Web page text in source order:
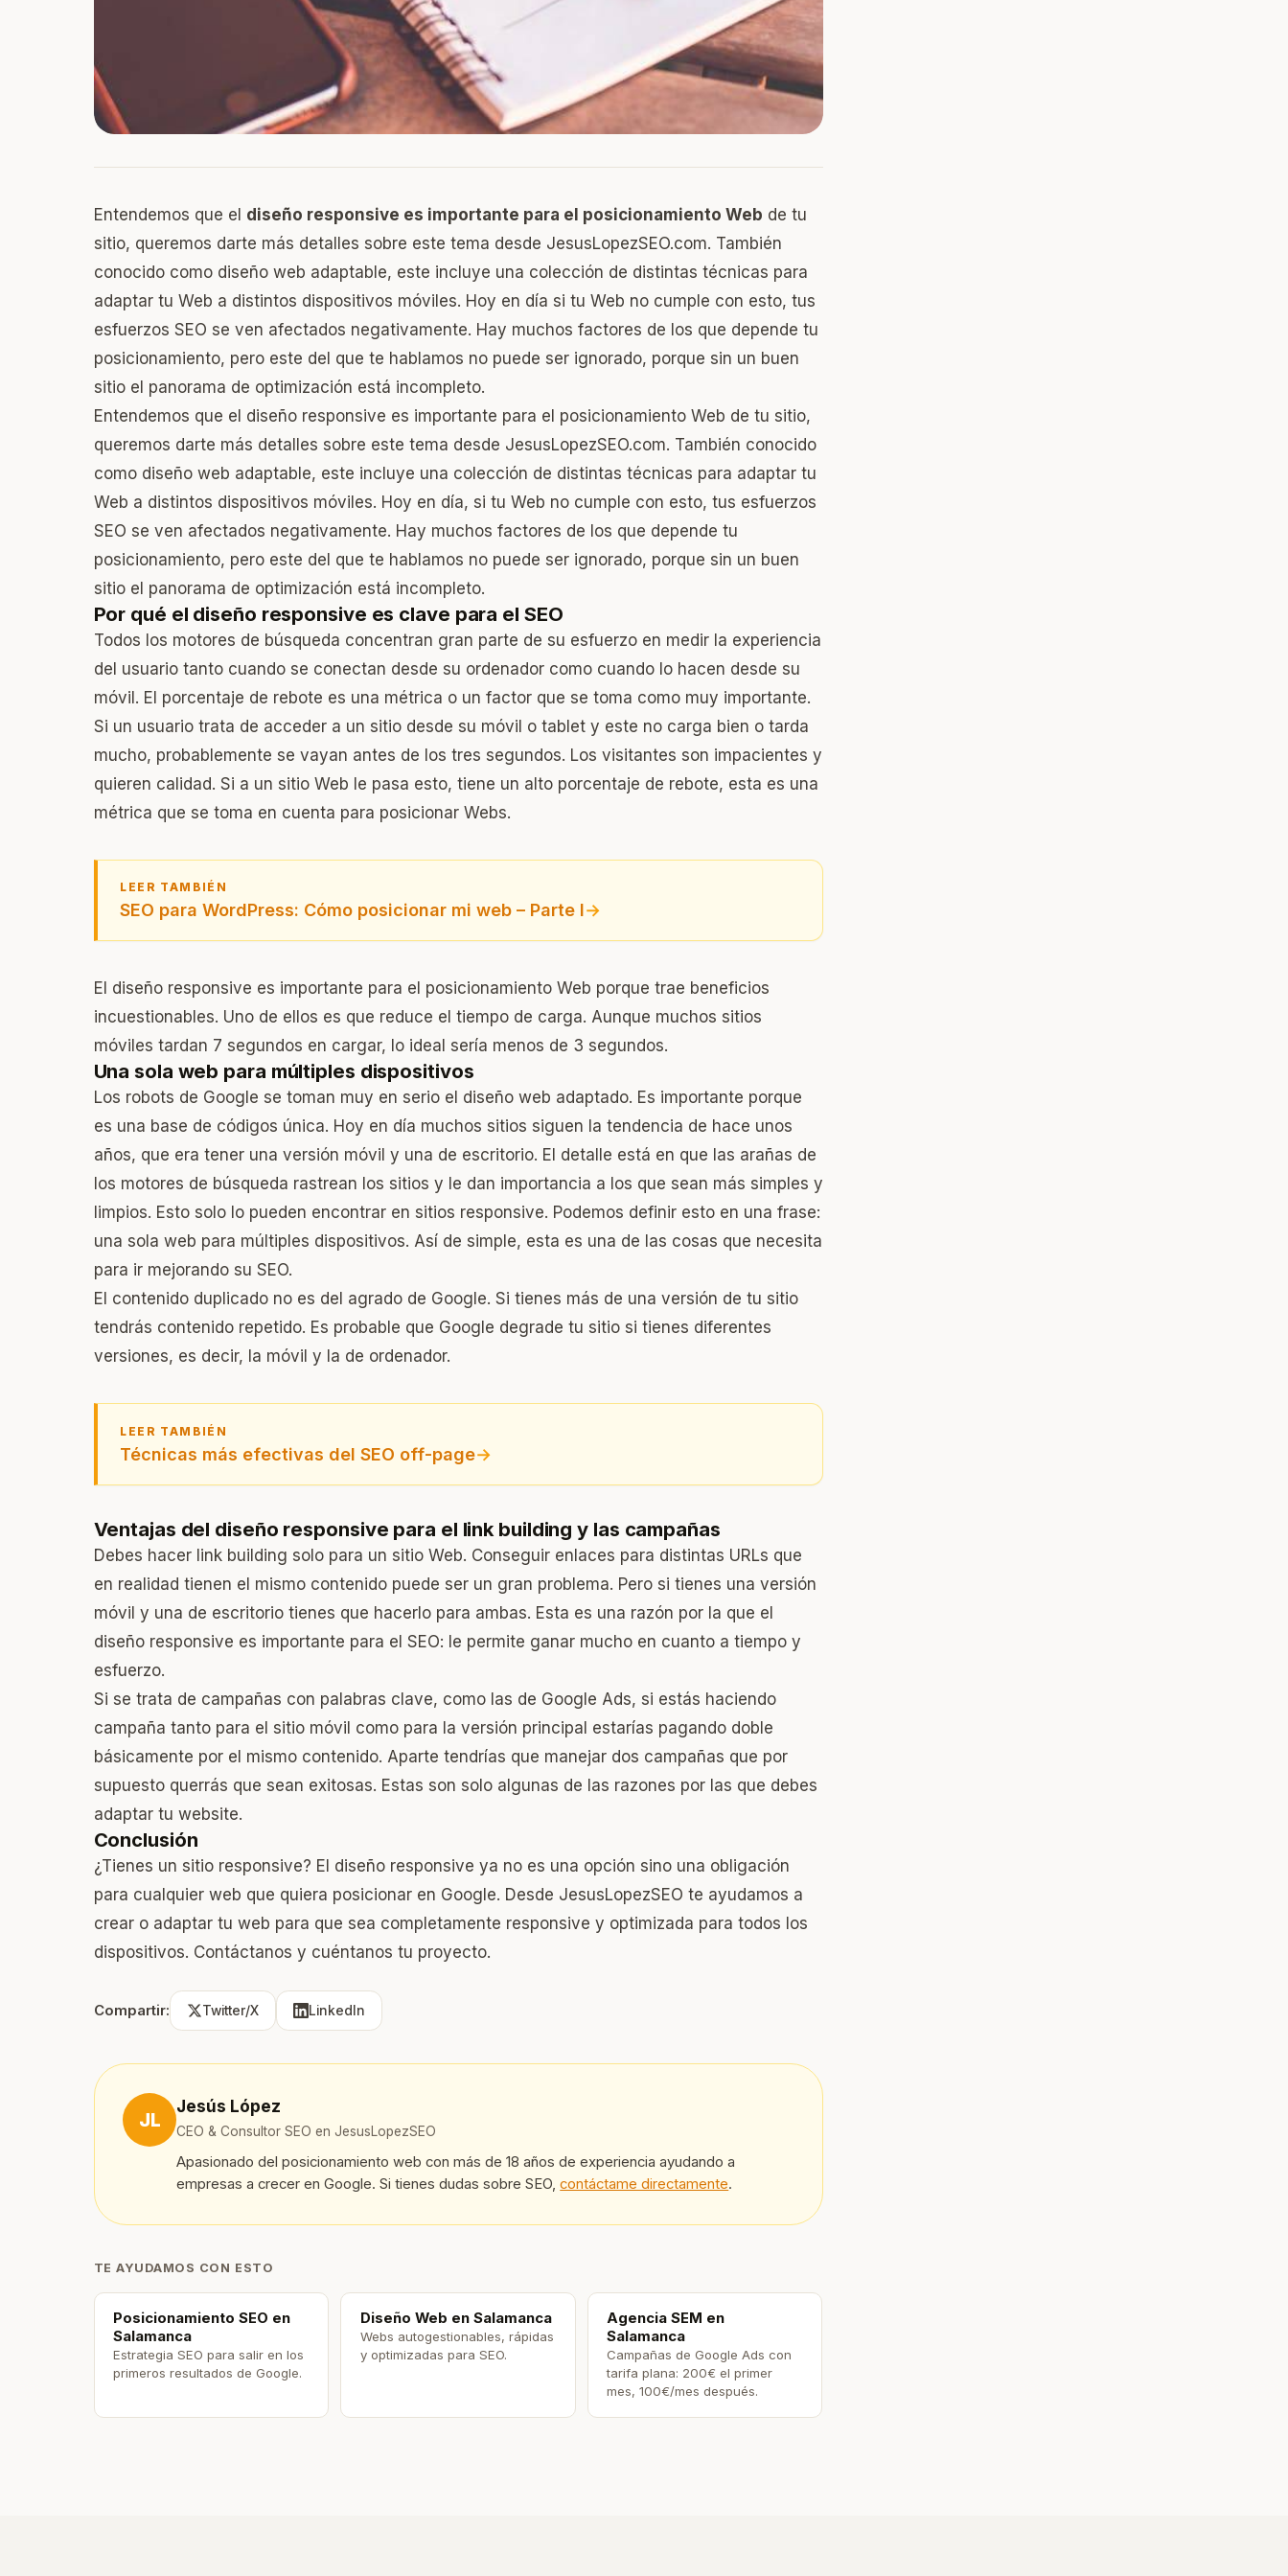
Entendemos que el diseño responsive es importante para el posicionamiento Web de tu
sitio, queremos darte más detalles sobre este tema desde JesusLopezSEO.com. También
conocido como diseño web adaptable, este incluye una colección de distintas técnicas para
adaptar tu Web a distintos dispositivos móviles. Hoy en día si tu Web no cumple con esto, tus
esfuerzos SEO se ven afectados negativamente. Hay muchos factores de los que depende tu
posicionamiento, pero este del que te hablamos no puede ser ignorado, porque sin un buen
sitio el panorama de optimización está incompleto.
Entendemos que el diseño responsive es importante para el posicionamiento Web de tu sitio,
queremos darte más detalles sobre este tema desde JesusLopezSEO.com. También conocido
como diseño web adaptable, este incluye una colección de distintas técnicas para adaptar tu
Web a distintos dispositivos móviles. Hoy en día, si tu Web no cumple con esto, tus esfuerzos
SEO se ven afectados negativamente. Hay muchos factores de los que depende tu
posicionamiento, pero este del que te hablamos no puede ser ignorado, porque sin un buen
sitio el panorama de optimización está incompleto.
Por qué el diseño responsive es clave para el SEO
Todos los motores de búsqueda concentran gran parte de su esfuerzo en medir la experiencia
del usuario tanto cuando se conectan desde su ordenador como cuando lo hacen desde su
móvil. El porcentaje de rebote es una métrica o un factor que se toma como muy importante.
Si un usuario trata de acceder a un sitio desde su móvil o tablet y este no carga bien o tarda
mucho, probablemente se vayan antes de los tres segundos. Los visitantes son impacientes y
quieren calidad. Si a un sitio Web le pasa esto, tiene un alto porcentaje de rebote, esta es una
métrica que se toma en cuenta para posicionar Webs.
LEER TAMBIÉN
SEO para WordPress: Cómo posicionar mi web – Parte I→
El diseño responsive es importante para el posicionamiento Web porque trae beneficios
incuestionables. Uno de ellos es que reduce el tiempo de carga. Aunque muchos sitios
móviles tardan 7 segundos en cargar, lo ideal sería menos de 3 segundos.
Una sola web para múltiples dispositivos
Los robots de Google se toman muy en serio el diseño web adaptado. Es importante porque
es una base de códigos única. Hoy en día muchos sitios siguen la tendencia de hace unos
años, que era tener una versión móvil y una de escritorio. El detalle está en que las arañas de
los motores de búsqueda rastrean los sitios y le dan importancia a los que sean más simples y
limpios. Esto solo lo pueden encontrar en sitios responsive. Podemos definir esto en una frase:
una sola web para múltiples dispositivos. Así de simple, esta es una de las cosas que necesita
para ir mejorando su SEO.
El contenido duplicado no es del agrado de Google. Si tienes más de una versión de tu sitio
tendrás contenido repetido. Es probable que Google degrade tu sitio si tienes diferentes
versiones, es decir, la móvil y la de ordenador.
LEER TAMBIÉN
Técnicas más efectivas del SEO off-page→
Ventajas del diseño responsive para el link building y las campañas
Debes hacer link building solo para un sitio Web. Conseguir enlaces para distintas URLs que
en realidad tienen el mismo contenido puede ser un gran problema. Pero si tienes una versión
móvil y una de escritorio tienes que hacerlo para ambas. Esta es una razón por la que el
diseño responsive es importante para el SEO: le permite ganar mucho en cuanto a tiempo y
esfuerzo.
Si se trata de campañas con palabras clave, como las de Google Ads, si estás haciendo
campaña tanto para el sitio móvil como para la versión principal estarías pagando doble
básicamente por el mismo contenido. Aparte tendrías que manejar dos campañas que por
supuesto querrás que sean exitosas. Estas son solo algunas de las razones por las que debes
adaptar tu website.
Conclusión
¿Tienes un sitio responsive? El diseño responsive ya no es una opción sino una obligación
para cualquier web que quiera posicionar en Google. Desde JesusLopezSEO te ayudamos a
crear o adaptar tu web para que sea completamente responsive y optimizada para todos los
dispositivos. Contáctanos y cuéntanos tu proyecto.
Compartir: Twitter/X LinkedIn
JL
Jesús López
CEO & Consultor SEO en JesusLopezSEO
Apasionado del posicionamiento web con más de 18 años de experiencia ayudando a
empresas a crecer en Google. Si tienes dudas sobre SEO,contáctame directamente.
TE AYUDAMOS CON ESTO
Posicionamiento SEO en
Salamanca
Estrategia SEO para salir en los
primeros resultados de Google.
Diseño Web en Salamanca
Webs autogestionables, rápidas
y optimizadas para SEO.
Agencia SEM en
Salamanca
Campañas de Google Ads con
tarifa plana: 200€ el primer
mes, 100€/mes después.